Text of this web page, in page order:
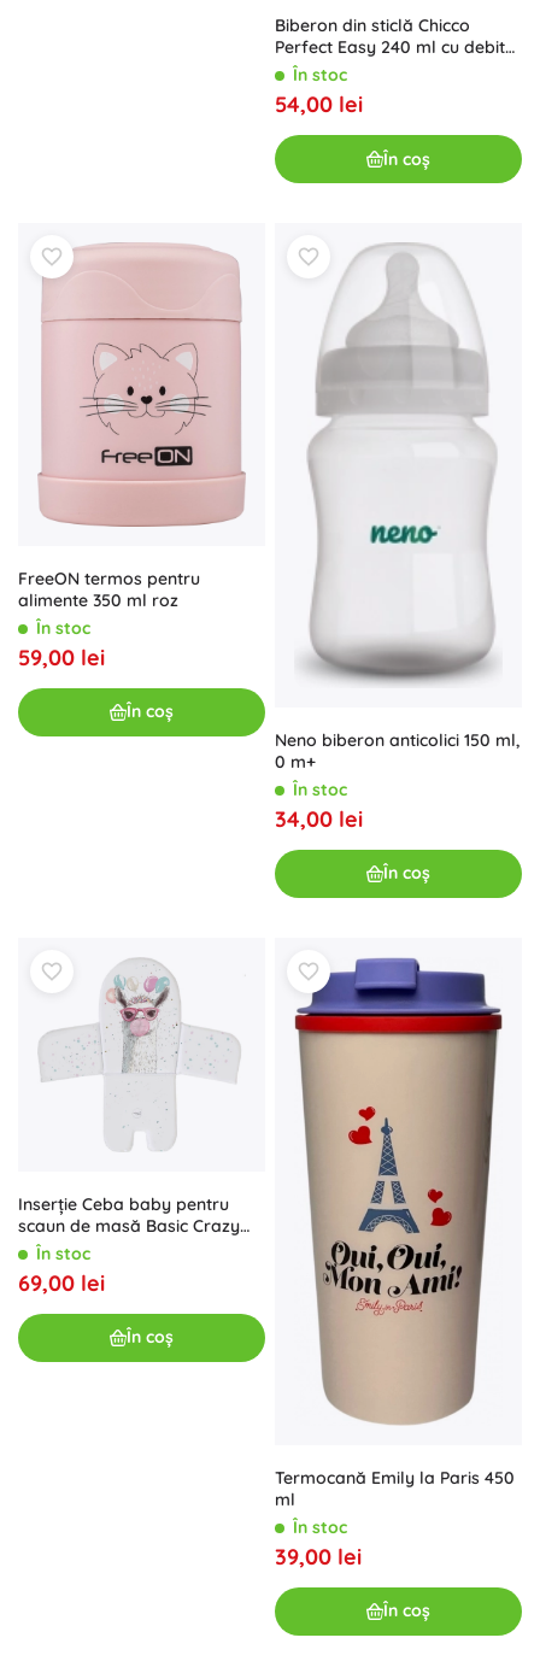
Biberon din sticlă Chicco
Perfect Easy 240 ml cu debit
lent 0m+
În stoc
54,00 lei
În coș
FreeON termos pentru
alimente 350 ml roz
În stoc
59,00 lei
În coș
Neno biberon anticolici 150 ml,
0 m+
În stoc
34,00 lei
În coș
Inserție Ceba baby pentru
scaun de masă Basic Crazy
Lama
În stoc
69,00 lei
În coș
Termocană Emily la Paris 450
ml
În stoc
39,00 lei
În coș